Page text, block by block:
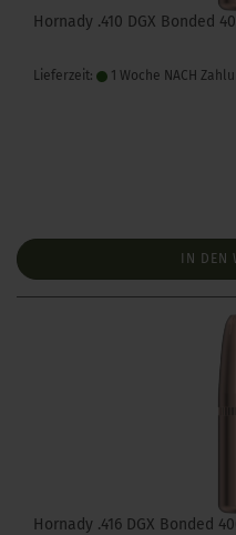
Hornady .410 DGX Bonded
Lieferzeit: 1 Woche NACH
IN DEN
Hornady .416 DGX Bonded